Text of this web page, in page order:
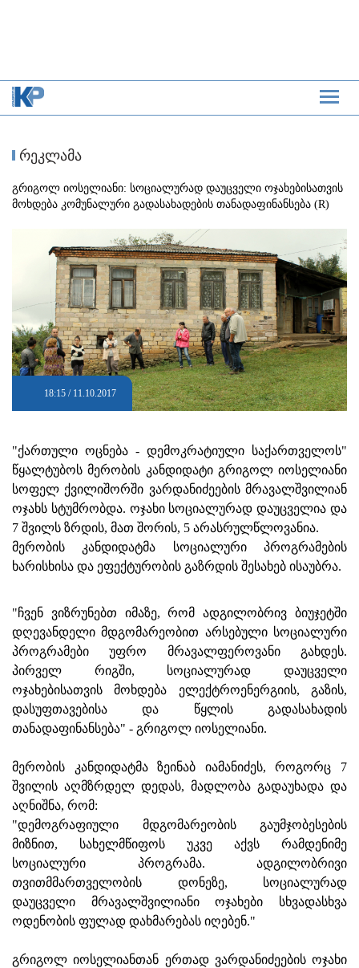
რეკლამა
გრიგოლ იოსელიანი: სოციალურად დაუცველი ოჯახებისათვის
მოხდება კომუნალური გადასახადების თანადაფინანსება (R)
18:15 / 11.10.2017
"ქართული ოცნება - დემოკრატიული საქართველოს"
წყალტუბოს მერობის კანდიდატი გრიგოლ იოსელიანი
სოფელ ქვილიშორში ვარდანიძეების მრავალშვილიან
ოჯახს სტუმრობდა. ოჯახი სოციალურად დაუცველია და
7 შვილს ზრდის, მათ შორის, 5 არასრულწლოვანია.
მერობის კანდიდატმა სოციალური პროგრამების
ხარისხისა და ეფექტურობის გაზრდის შესახებ ისაუბრა.
"ჩვენ ვიზრუნებთ იმაზე, რომ ადგილობრივ ბიუჯეტში
დღევანდელი მდგომარეობით არსებული სოციალური
პროგრამები უფრო მრავალფეროვანი გახდეს.
პირველ რიგში, სოციალურად დაუცველი
ოჯახებისათვის მოხდება ელექტროენერგიის, გაზის,
დასუფთავებისა და წყლის გადასახადის
თანადაფინანსება" - გრიგოლ იოსელიანი.
მერობის კანდიდატმა ზეინაბ იამანიძეს, როგორც 7
შვილის აღმზრდელ დედას, მადლობა გადაუხადა და
აღნიშნა, რომ:
"დემოგრაფიული მდგომარეობის გაუმჯობესების
მიზნით, სახელმწიფოს უკვე აქვს რამდენიმე
სოციალური პროგრამა. ადგილობრივი
თვითმმართველობის დონეზე, სოციალურად
დაუცველი მრავალშვილიანი ოჯახები სხვადასხვა
ოდენობის ფულად დახმარებას იღებენ."
გრიგოლ იოსელიანთან ერთად ვარდანიძეების ოჯახი